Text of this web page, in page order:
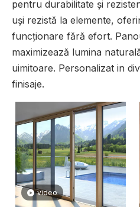
pentru durabilitate și
uși rezistă la elemente,
funcționare fără efort.
maximizează lumina
uimitoare. Personalizat in
finisaje.
video